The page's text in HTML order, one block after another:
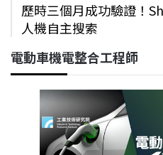
歷時三個月成功驗證！
人機自主搜索
電動車機電整合工程師